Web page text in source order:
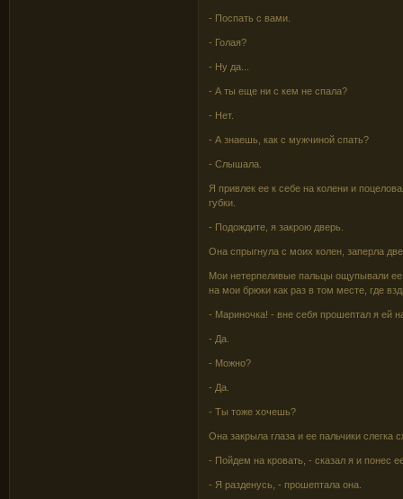
- Поспать с вами.
- Голая?
- Ну да...
- А ты еще ни с кем не спала?
- Нет.
- А знаешь, как с мужчиной спать?
- Слышала.
Я привлек ее к себе на колени и
губки.
- Подождите, я закрою дверь.
Она спрыгнула с моих колен, заперла
Мои нетерпеливые пальцы ощупывали ее
на мои брюки как раз в том месте, где
- Мариночка! - вне себя прошептал я ей
- Да.
- Можно?
- Да.
- Ты тоже хочешь?
Она закрыла глаза и ее пальчики слегка
- Пойдем на кровать, - сказал я и понес
- Я разденусь, - прошептала она.